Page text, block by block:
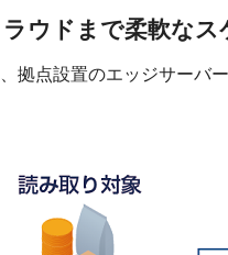
ウドまで柔軟なス
拠点設置のエッジサーバ